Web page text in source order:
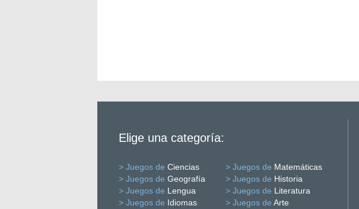
Elige una categoría:
> Juegos de Ciencias > Juegos de Matemáticas
> Juegos de Geografía > Juegos de Historia
> Juegos de Lengua > Juegos de Literatura
> Juegos de Idiomas > Juegos de Arte